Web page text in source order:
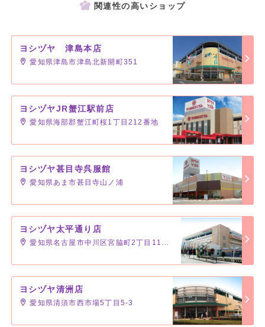
関連性の高いショップ
ヨシヅヤ 津島本店
愛知県津島市津島北新開町351
ヨシヅヤJR蟹江駅前店
愛知県海部郡蟹江町桜1丁目212番地
ヨシヅヤ甚目寺呉服館
愛知県あま市甚目寺山ノ浦
ヨシヅヤ太平通り店
愛知県名古屋市中川区宮脇町2丁目11番地
ヨシヅヤ清洲店
愛知県清須市西市場5丁目5-3